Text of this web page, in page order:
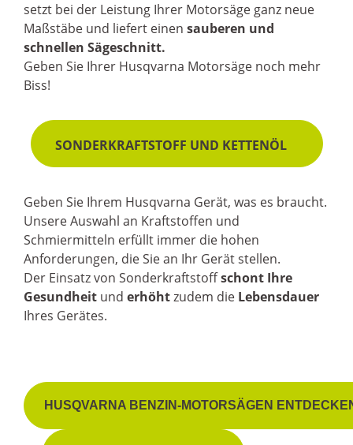
setzt bei der Leistung Ihrer Motorsäge ganz neue
Maßstäbe und liefert einen sauberen und
schnellen Sägeschnitt.
Geben Sie Ihrer Husqvarna Motorsäge noch mehr
Biss!
SONDERKRAFTSTOFF UND KETTENÖL
Geben Sie Ihrem Husqvarna Gerät, was es braucht.
Unsere Auswahl an Kraftstoffen und
Schmiermitteln erfüllt immer die hohen
Anforderungen, die Sie an Ihr Gerät stellen.
Der Einsatz von Sonderkraftstoffschont Ihre
Gesundheit und erhöhtzudem die Lebensdauer
Ihres Gerätes.
HUSQVARNA BENZIN-MOTORSÄGEN